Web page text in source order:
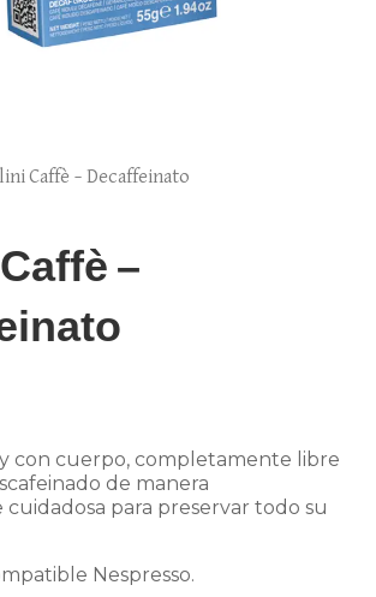
Caffè – Decaffeinato
–
con cuerpo, completamente libre
de manera
para preservar todo su
Nespresso.